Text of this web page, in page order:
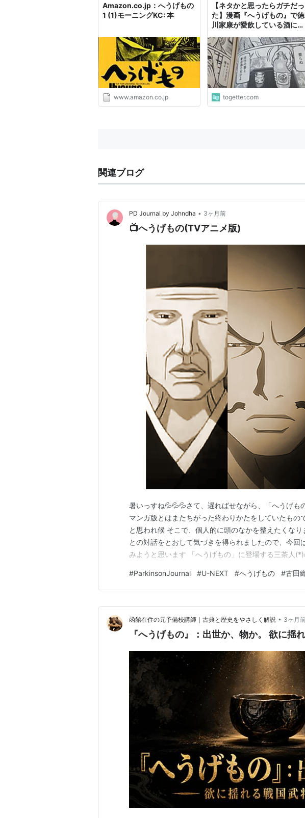
Amazon.co.jp：へうげもの
1 (1)モーニングKC: 本
www.amazon.co.jp
【ネタかと思ったらガチだっ
た】漫画『へうげもの』で徳
川家康が愛飲している酒にあ
に基づいた描写だった
togetter.com
関連ブログ
PD Journal by Johndha • 3ヶ月前
📺へうげもの(TVアニメ版)
暑いっすね💦💦💦さて、遅ればせながら、「へうげも
マンガ版とはまたちがった終わりかたをしていたもの
と思われ候 そこで、個人的に頭のなかを整えたくな
との対話をとおして気づきを得られましたので、今回
みようと思います 「へうげもの」に登場する三茶人
の完璧主義的なまでの徹底した真面目さには凛とした
イティビティには嫉妬するくらい憧…
#ParkinsonJournal #U-NEXT #へうげもの #古田
函館在住の元予備校講師｜古典と歴史をやさしく解説 • 3ヶ月
『へうげもの』：出世か、物か。 欲に揺